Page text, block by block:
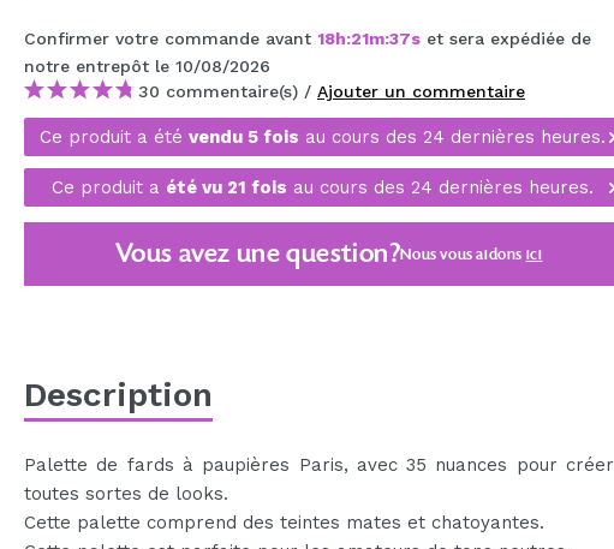
MAQUIFARMA
KOREA ZONE
TRAVEL SIZE
NATURE
OFFRES
BIENTÔT DISPONIBLE
Confirmer votre commande avant 18h:21m:37s et sera expédiée de
notre entrepôt le 10/08/2026
30 commentaire(s) / Ajouter un commentaire
Ce produit a été vendu 5 fois au cours des 24 dernières heures.
Ce produit a été vu 21 fois au cours des 24 dernières heures.
Vous avez une question?Nous vous aidons ici
Description
Palette de fards à paupières Paris, avec 35 nuances pour créer
toutes sortes de looks.
Cette palette comprend des teintes mates et chatoyantes.